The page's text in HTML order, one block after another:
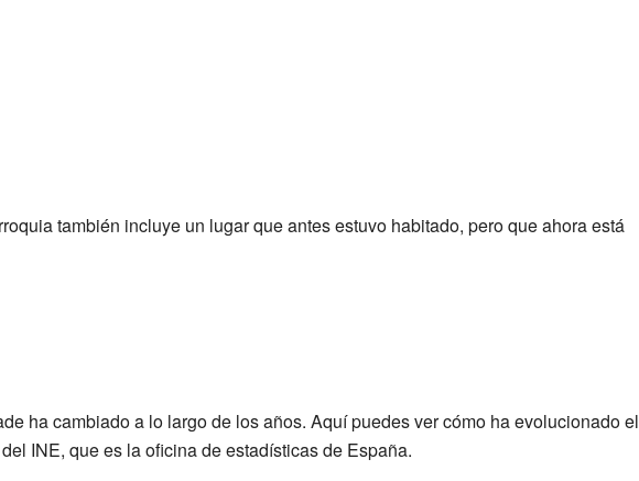
también incluye un lugar que antes estuvo habitado, pero que ahora está
ha cambiado a lo largo de los años. Aquí puedes ver cómo ha evolucionado el
INE, que es la oficina de estadísticas de España.